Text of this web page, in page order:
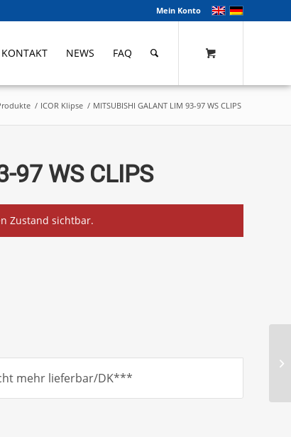
Mein Konto
KONTAKT NEWS FAQ
/ ICOR Klipse / MITSUBISHI GALANT LIM 93-97 WS CLIPS
97 WS CLIPS
Zustand sichtbar.
mehr lieferbar/DK***